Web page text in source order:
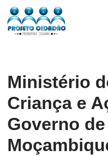
Pular
Ministério
Criança e
Governo de